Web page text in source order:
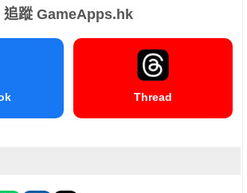
追蹤 GameApps.hk
Thread